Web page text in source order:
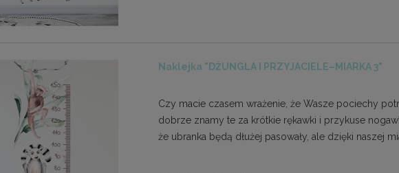
Naklejka "DŻUNGLA I PRZYJACIELE–MIARKA 3"
Czy macie czasem wrażenie, że Wasze pociechy
dobrze znamy te za krótkie rękawki i przykuse
że ubranka będą dłużej pasowały, ale dzięki naszej